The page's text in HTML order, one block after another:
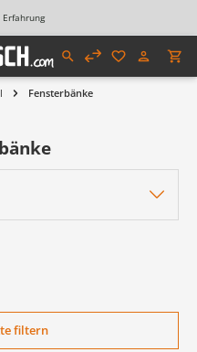
Erfahrung
Fensterbänke
filtern